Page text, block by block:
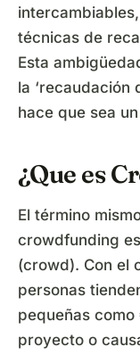
técnicas de
Esta
la ‘recaudación
hace que sea
¿Que es
El término
crowdfunding
(crowd). Con el
personas
pequeñas
proyecto o